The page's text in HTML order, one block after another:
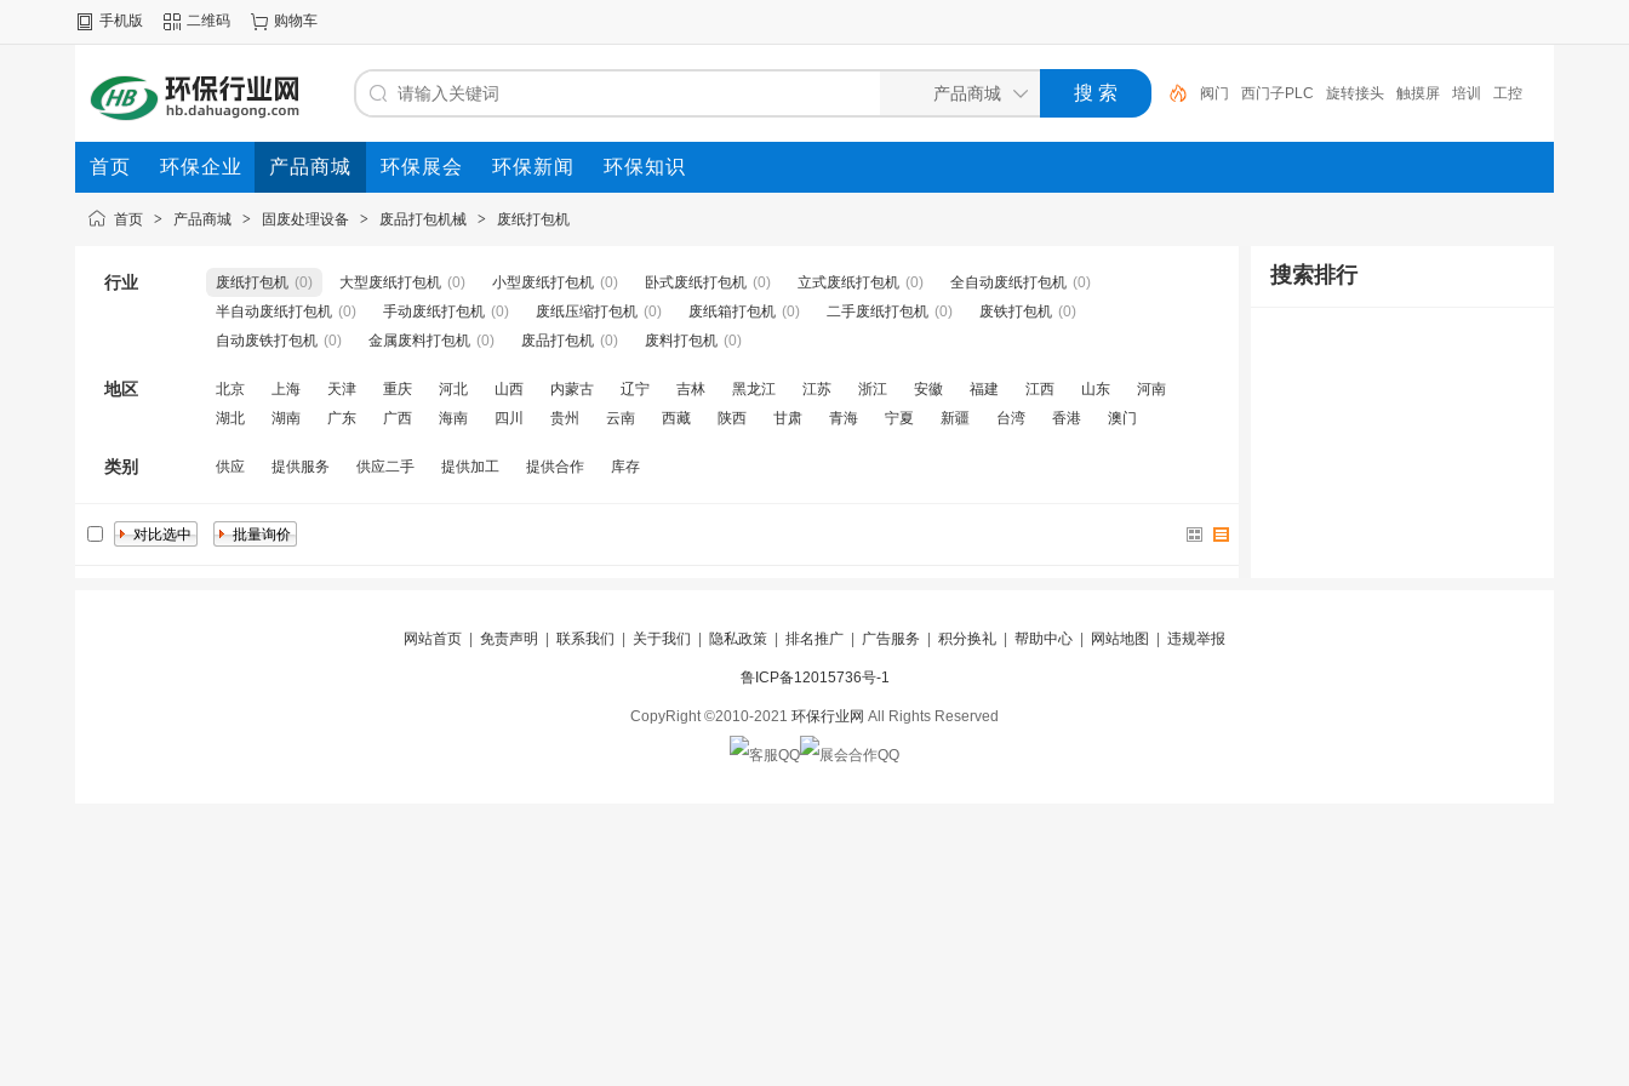
手机版 二维码 购物车
阀门 西门子PLC 旋转接头 触摸屏 培训 工控
工控机 变送器 球阀 plc 阀门
首页 环保企业 产品商城 环保展会 环保新闻 环保知识
首页 > 产品商城 > 固废处理设备 > 废品打包机械 > 废纸打包机
行业 废纸打包机 (0) 大型废纸打包机 (0) 小型废纸打包机 (0) 卧式废纸打包机 (0) 立式废纸打包机 (0) 全自动废纸打包机 (0)
半自动废纸打包机 (0) 手动废纸打包机 (0) 废纸压缩打包机 (0) 废纸箱打包机 (0) 二手废纸打包机 (0) 废铁打包机 (0)
自动废铁打包机 (0) 金属废料打包机 (0) 废品打包机 (0) 废料打包机 (0)
地区 北京 上海 天津 重庆 河北 山西 内蒙古 辽宁 吉林 黑龙江 江苏 浙江 安徽 福建 江西 山东
河南
湖北
湖南 广东 广西 海南 四川 贵州 云南 西藏 陕西 甘肃 青海 宁夏 新疆 台湾 香港 澳门
类别 供应 提供服务 供应二手 提供加工 提供合作 库存
搜索排行
网站首页 免责声明 联系我们 关于我们 隐私政策 排名推广 广告服务 积分换礼 帮助中心 网站地图 违规举报
鲁ICP备12015736号-1
CopyRight ©2010-2021 环保行业网 All Rights Reserved